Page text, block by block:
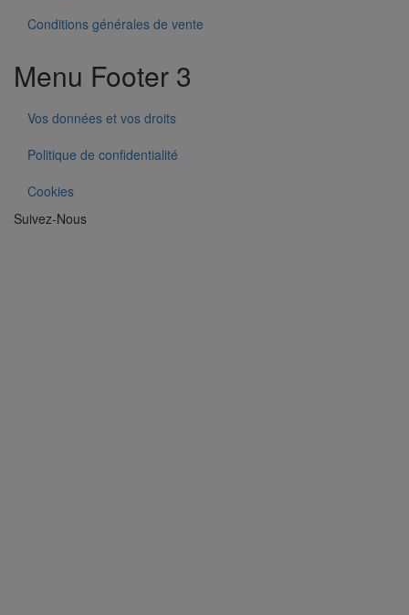
Conditions générales de vente
Menu Footer 3
Vos données et vos droits
Politique de confidentialité
Cookies
Suivez-Nous